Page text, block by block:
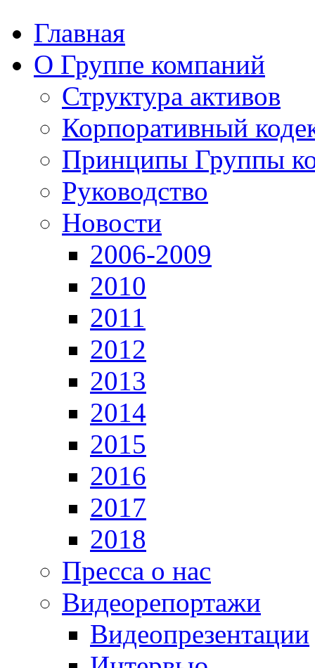
Главная
О Группе компаний
Структура активов
Корпоративный
Принципы Группы
Руководство
Новости
2006-2009
2010
2011
2012
2013
2014
2015
2016
2017
2018
Пресса о нас
Видеорепортажи
Видеопрезентации